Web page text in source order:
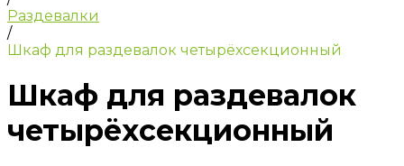
Раздевалки
/
Шкаф для раздевалок четырёхсекционный
Шкаф для раздевалок
четырёхсекционный